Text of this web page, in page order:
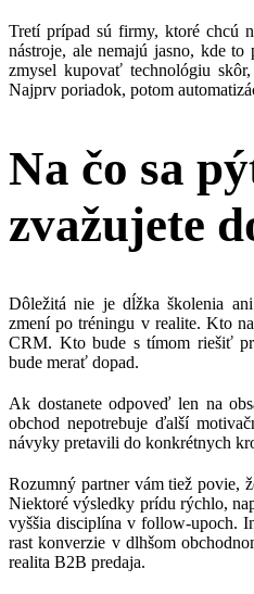
Tretí prípad sú firmy, ktoré chcú
nástroje, ale nemajú jasno, kde
zmysel kupovať technológiu
Najprv poriadok, potom
Na čo sa
zvažujete
Dôležitá nie je dĺžka školenia
zmení po tréningu v realite. Kto
CRM. Kto bude s tímom riešiť
bude merať dopad.
Ak dostanete odpoveď len na
obchod nepotrebuje ďalší
návyky pretavili do konkrétnych
Rozumný partner vám tiež povie,
Niektoré výsledky prídu rýchlo,
vyššia disciplína v follow-upoch.
rast konverzie v dlhšom
realita B2B predaja.